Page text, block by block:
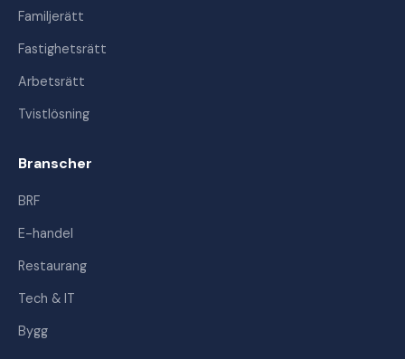
Familjerätt
Fastighetsrätt
Arbetsrätt
Tvistlösning
Branscher
BRF
E-handel
Restaurang
Tech & IT
Bygg